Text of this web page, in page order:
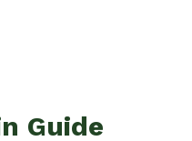
Guide